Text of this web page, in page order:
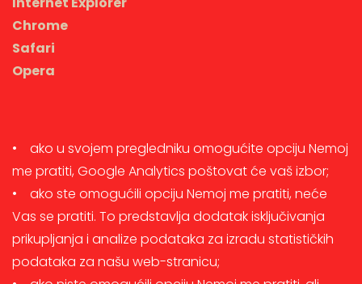
Chrome
Safari
Opera
• ako u svojem pregledniku omogućite opciju Nemoj
me pratiti, Google Analytics poštovat će vaš izbor;
• ako ste omogućili opciju Nemoj me pratiti, neće
Vas se pratiti. To predstavlja dodatak isključivanja
prikupljanja i analize podataka za izradu statističkih
podataka za našu web-stranicu;